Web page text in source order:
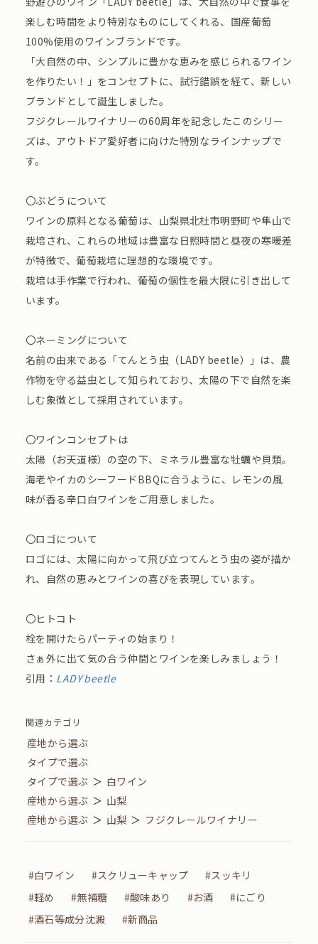
楽しむ時間をより特別なものにしてくれる、国産葡萄
100%使用のワインブランドです。
「大自然の中、シンプルに豊かな恵みを感じられるワイン
を作りたい！」をコンセプトに、試行錯誤を経て、新しい
ブランドとして誕生しました。
フジクレールワイナリーの60周年を記念したこのシリー
ズは、アウトドア愛好者に向けた特別なラインナップで
す。
〇ぶどうについて
ワインの原料となる葡萄は、山梨県北杜市明野町や隼山で
栽培され、これらの地域は豊富な日照時間と昼夜の寒暖差
が特徴で、葡萄栽培に理想的な環境です。
栽培は手作業で行われ、葡萄の個性を最大限に引き出して
います。
〇ネーミングについて
名前の由来である「てんとう虫（LADY beetle）」は、農
作物を守る益虫として知られており、太陽の下で自然を楽
しむ象徴として採用されています。
〇ワインコンセプトは
太陽（お天道様）の空の下、ミネラル豊富な牡蠣や貝類。
海老やイカのシーフードBBQに合うように、レモンの風
味が香る辛口白ワインをご用意しました。
〇ロゴについて
ロゴには、太陽に向かって飛び立つてんとう虫の姿が描か
れ、自然の恵みとワインの喜びを表現しています。
〇ヒトコト
栓を開けたらパーティの始まり！
さぁ外に出て気の合う仲間とワインを楽しみましょう！
引用： LADY beetle
関連カテゴリ
産地から選ぶ
タイプで選ぶ
タイプで選ぶ ＞ 白ワイン
産地から選ぶ ＞ 山梨
産地から選ぶ ＞ 山梨 ＞ フジクレールワイナリー
#白ワイン #スクリューキャップ
#スッキリ
#軽め
#無補糖 #酸味あり #お酒
#にごり
#酒石等成分沈澱
#新商品